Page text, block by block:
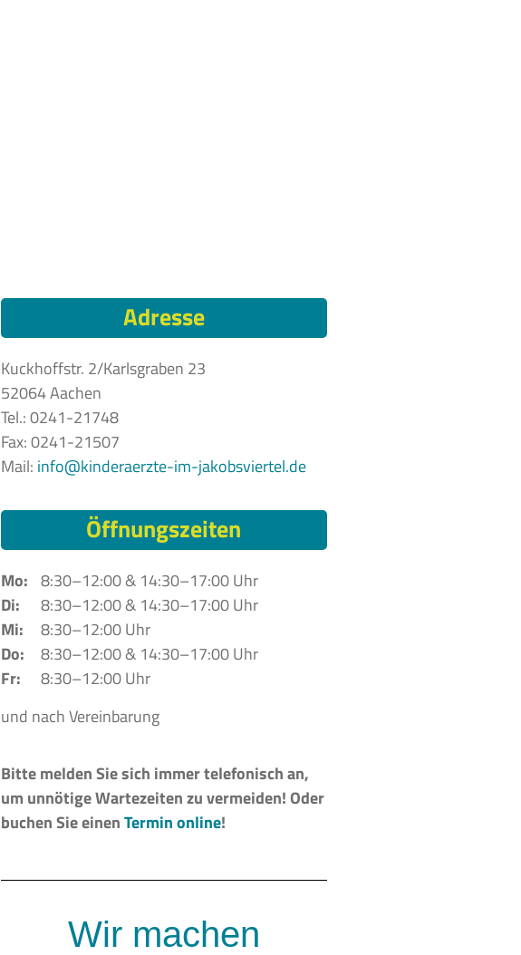
Adresse
Kuckhoffstr. 2/Karlsgraben 23
52064 Aachen
Tel.: 0241-21748
Fax: 0241-21507
Mail: info@kinderaerzte-im-jakobsviertel.de
Öffnungszeiten
Mo: 8:30–12:00 & 14:30–17:00 Uhr
Di:
8:30–12:00 & 14:30–17:00 Uhr
Mi:
8:30–12:00 Uhr
Do:
8:30–12:00 & 14:30–17:00 Uhr
Fr:
8:30–12:00 Uhr
und nach Vereinbarung
Bitte melden Sie sich immer telefonisch an,
um unnötige Wartezeiten zu vermeiden! Oder
buchen Sie einenTermin online!
Wir machen